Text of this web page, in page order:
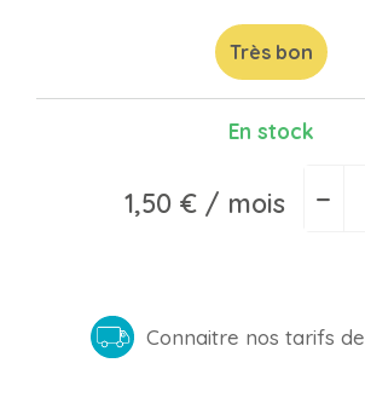
Très bon
En stock
1,50 €/ mois −
Connaitre nos tarifs